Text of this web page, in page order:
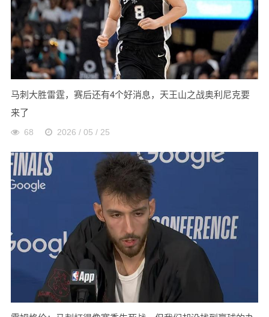
马刺大胜雷霆，赛后还有4个好消息，天王山之战奥利尼克要
来了
68 2026 / 05 / 25